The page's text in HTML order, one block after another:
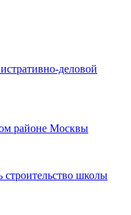
деловой
районе Москвы
школы